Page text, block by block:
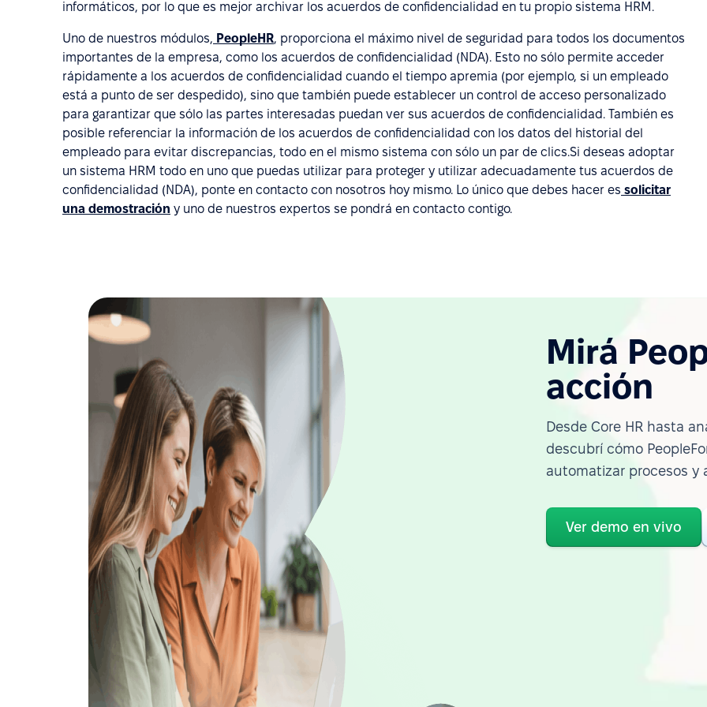
informáticos, por lo que es mejor archivar los acuerdos de confidencialidad en tu propio sistema HRM.
Uno de nuestros módulos, PeopleHR, proporciona el máximo nivel de seguridad para todos los documentos
importantes de la empresa, como los acuerdos de confidencialidad (NDA). Esto no sólo permite acceder
rápidamente a los acuerdos de confidencialidad cuando el tiempo apremia (por ejemplo, si un empleado
está a punto de ser despedido), sino que también puede establecer un control de acceso personalizado
para garantizar que sólo las partes interesadas puedan ver sus acuerdos de confidencialidad. También es
posible referenciar la información de los acuerdos de confidencialidad con los datos del historial del
empleado para evitar discrepancias, todo en el mismo sistema con sólo un par de clics.Si deseas adoptar
un sistema HRM todo en uno que puedas utilizar para proteger y utilizar adecuadamente tus acuerdos de
confidencialidad (NDA), ponte en contacto con nosotros hoy mismo. Lo único que debes hacer es solicitar
una demostración y uno de nuestros expertos se pondrá en contacto contigo.
Mirá
acción
Desde Core HR hasta
descubrí cómo
automatizar procesos y
Ver demo en vivo